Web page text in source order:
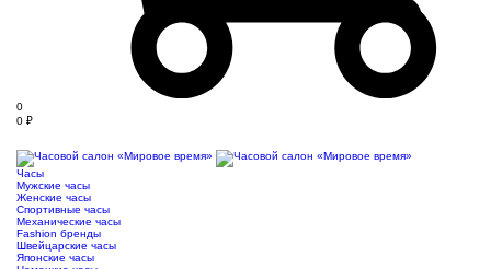
0
0 ₽
Часы
Мужские часы
Женские часы
Спортивные часы
Механические часы
Fashion бренды
Швейцарские часы
Японские часы